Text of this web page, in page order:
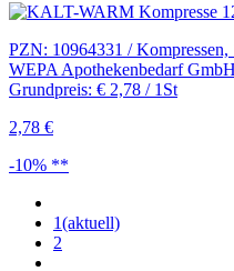
PZN: 10964331 / Kompressen,
WEPA Apothekenbedarf
Grundpreis: € 2,78 / 1St
2,78 €
-10% **
1(aktuell)
2